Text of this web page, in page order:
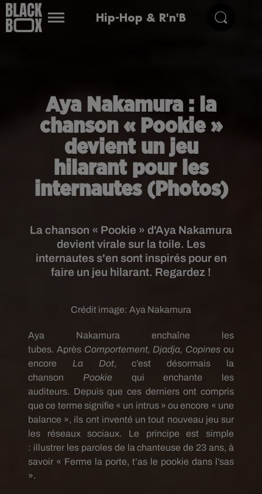
Hip-Hop & R'n'B
Aya Nakamura : la
chanson « Pookie »
devient un jeu
hilarant pour les
internautes (Photos)
La chanson « Pookie » d'Aya Nakamura
devient virale sur la toile. Les
internautes s'en sont inspirés pour en
faire un jeu hilarant. Regardez !
Crédit image: Aya Nakamura
Aya Nakamura
enchaîne les
tubes. Après Comportement, Djadja, Copines ou
encore
La Dot, c’est désormais la
chanson
Pookie
qui enchante les
auditeurs. Depuis que ces derniers ont compris
que ce terme signifie « un intrus » ou encore « une
balance », ils ont inventé un tout nouveau jeu sur
les réseaux sociaux.
Le principe est simple
: illustrer les paroles de la chanteuse de 23 ans, à
savoir « Ferme la porte, t’as le pookie dans l’sas
».